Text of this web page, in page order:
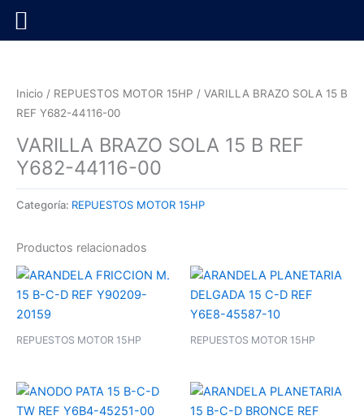
Inicio / REPUESTOS MOTOR 15HP / VARILLA BRAZO SOLA 15 B
REF Y682-44116-00
VARILLA BRAZO SOLA 15 B REF
Y682-44116-00
Categoría: REPUESTOS MOTOR 15HP
Productos relacionados
REPUESTOS MOTOR 15HP REPUESTOS MOTOR 15HP